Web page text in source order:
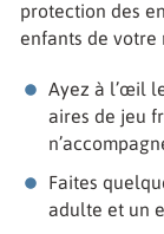
protection des
enfants de votre
Ayez à l’œil
aires de jeu
Faites
adulte et un